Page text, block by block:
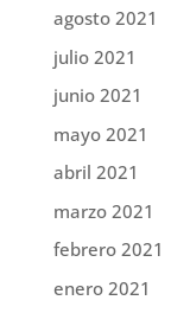
agosto 2021
julio 2021
junio 2021
mayo 2021
abril 2021
marzo 2021
febrero 2021
enero 2021